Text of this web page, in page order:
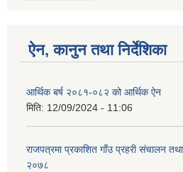
ऐन, कानुन तथा निर्देशिका
आर्थिक बर्ष २०८१-०८२ को आर्थिक ऐन
मिति: 12/09/2024 - 11:06
राजपत्रमा प्रकाशित गाँउ प्रहरी संचालन तथा
२०७८